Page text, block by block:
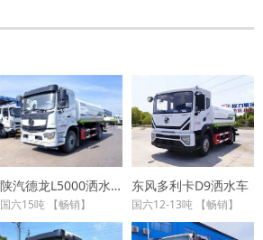
陕汽德龙L5000洒水车
国六15吨 【畅销】
东风多利卡D9洒水车
国六12-13吨 【畅销】